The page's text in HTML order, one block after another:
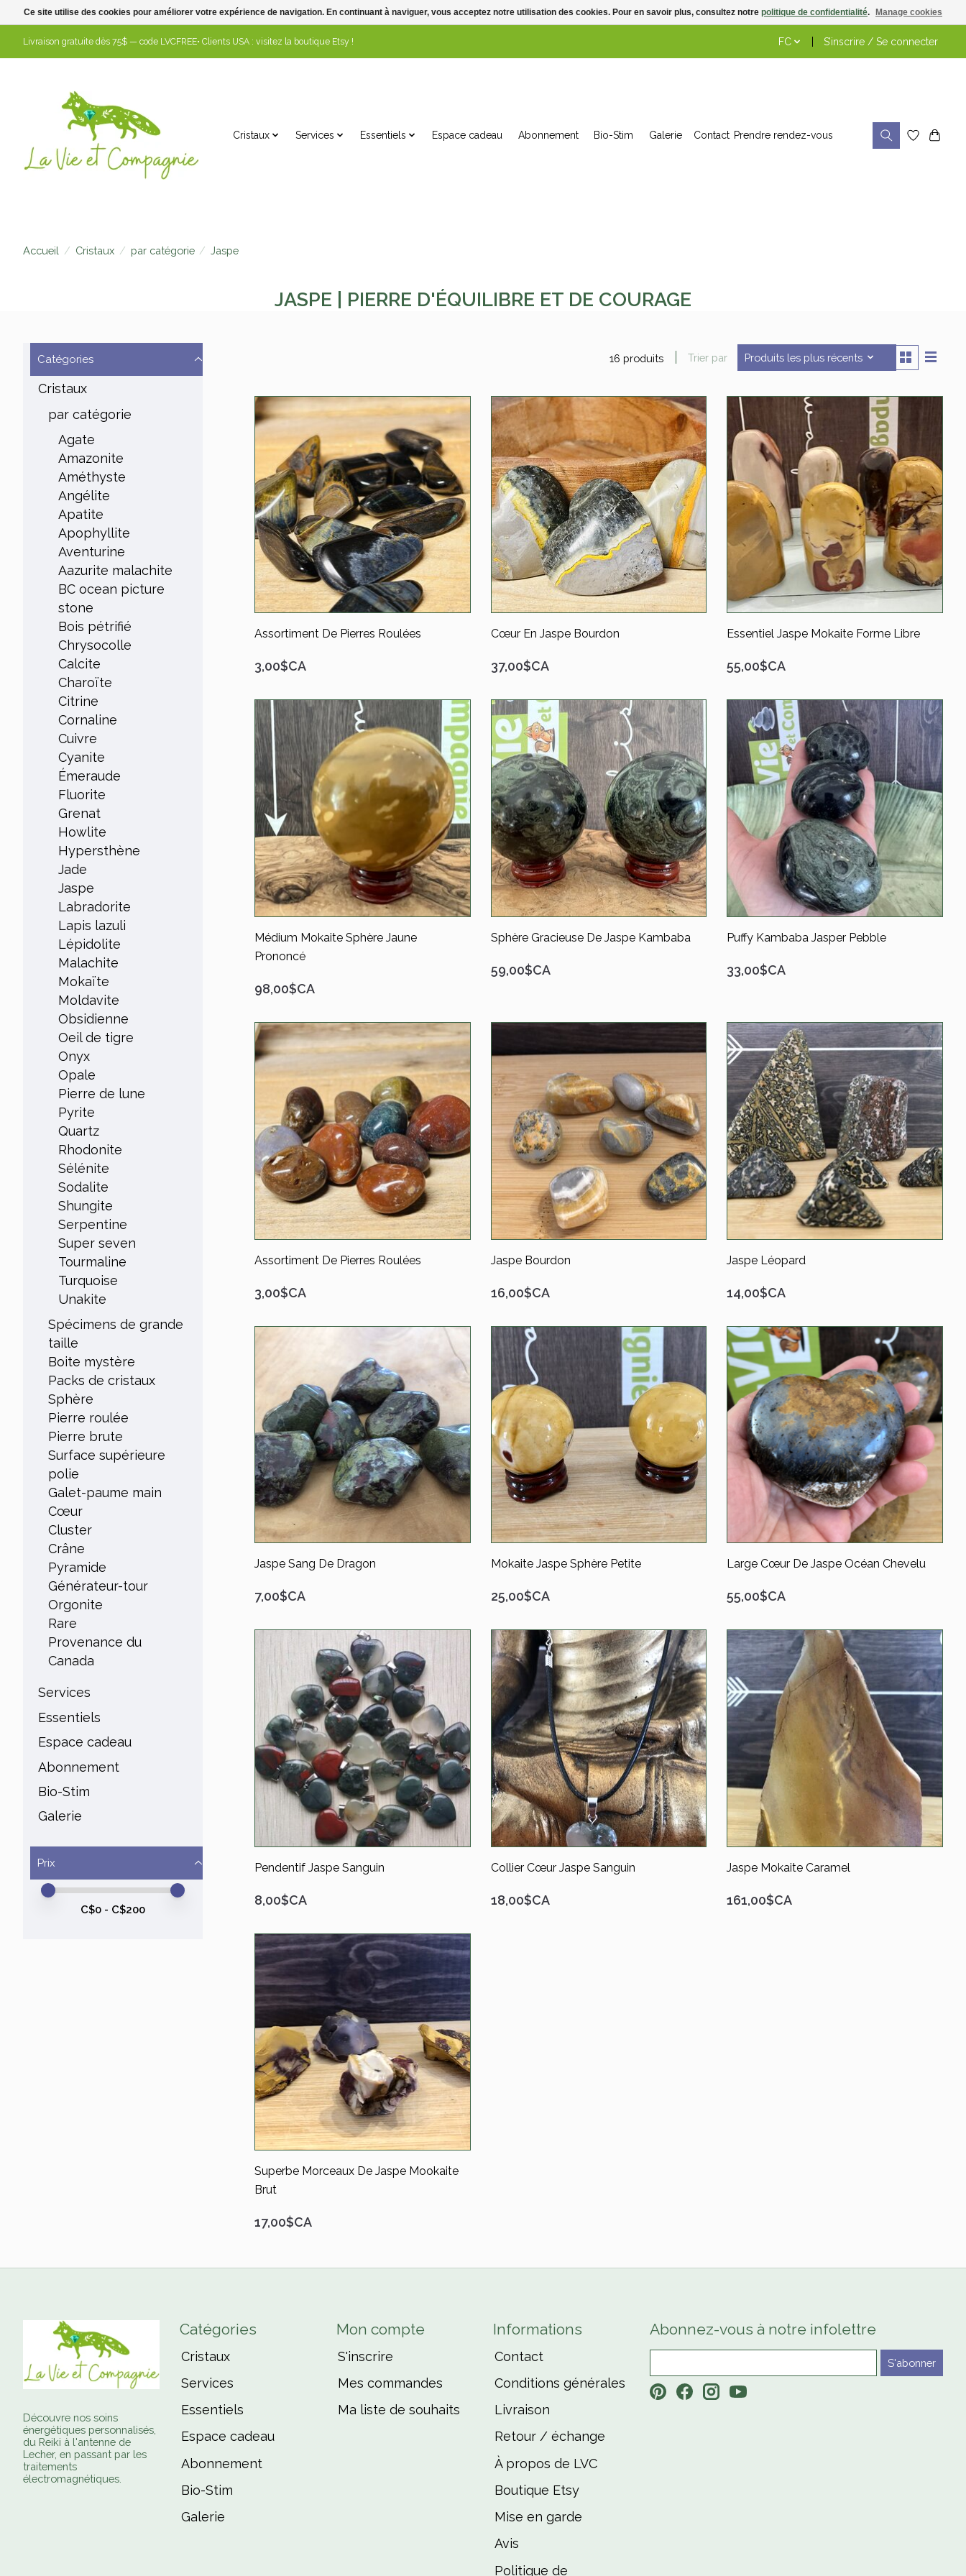
Livraison gratuite dès 75$ — code LVCFREE• Clients USA : visitez la boutique Etsy ! FC S’inscrire / Se connecter
Cristaux Services Essentiels Espace cadeau Abonnement Bio-Stim Galerie Contact Prendre rendez-vous
Accueil / Cristaux / par catégorie / Jaspe
JASPE | PIERRE D'ÉQUILIBRE ET DE COURAGE
Catégories
Cristaux
par catégorie
Agate
Amazonite
Améthyste
Angélite
Apatite
Apophyllite
Aventurine
Aazurite malachite
BC ocean picture
stone
Bois pétrifié
Chrysocolle
Calcite
Charoïte
Citrine
Cornaline
Cuivre
Cyanite
Émeraude
Fluorite
Grenat
Howlite
Hypersthène
Jade
Jaspe
Labradorite
Lapis lazuli
Lépidolite
Malachite
Mokaïte
Moldavite
Obsidienne
Oeil de tigre
Onyx
Opale
Pierre de lune
Pyrite
Quartz
Rhodonite
Sélénite
Sodalite
Shungite
Serpentine
Super seven
Tourmaline
Turquoise
Unakite
Spécimens de grande
taille
Boite mystère
Packs de cristaux
Sphère
Pierre roulée
Pierre brute
Surface supérieure
polie
Galet-paume main
Cœur
Cluster
Crâne
Pyramide
Générateur-tour
Orgonite
Rare
Provenance du
Canada
Services
Essentiels
Espace cadeau
Abonnement
Bio-Stim
Galerie
Prix
Prix minimum
Price maximum value
C$0 - C$200
16 produits Trier par Produits les plus récents
3,00$CA
Assortiment De Pierres Roulées
37,00$CA
Cœur En Jaspe Bourdon
55,00$CA
Essentiel Jaspe Mokaite Forme Libre
98,00$CA
Médium Mokaite Sphère Jaune
Prononcé
59,00$CA
Sphère Gracieuse De Jaspe Kambaba
33,00$CA
Puffy Kambaba Jasper Pebble
3,00$CA
Assortiment De Pierres Roulées
16,00$CA
Jaspe Bourdon
14,00$CA
Jaspe Léopard
7,00$CA
Jaspe Sang De Dragon
25,00$CA
Mokaite Jaspe Sphère Petite
55,00$CA
Large Cœur De Jaspe Océan Chevelu
8,00$CA
Pendentif Jaspe Sanguin
18,00$CA
Collier Cœur Jaspe Sanguin
161,00$CA
Jaspe Mokaite Caramel
17,00$CA
Superbe Morceaux De Jaspe Mookaite
Brut
Découvre nos soins
énergétiques personnalisés,
du Reiki à l'antenne de
Lecher, en passant par les
traitements
électromagnétiques.
Catégories
Cristaux
Services
Essentiels
Espace cadeau
Abonnement
Bio-Stim
Galerie
Mon compte
S'inscrire
Mes commandes
Ma liste de souhaits
Informations
Contact
Conditions générales
Livraison
Retour / échange
À propos de LVC
Boutique Etsy
Mise en garde
Avis
Politique de
Abonnez-vous à notre infolettre
S'abonner
Ce site utilise des cookies pour améliorer votre expérience de navigation. En continuant à naviguer, vous acceptez notre utilisation des cookies. Pour en savoir plus, consultez notre politique de confidentialité. Manage cookies